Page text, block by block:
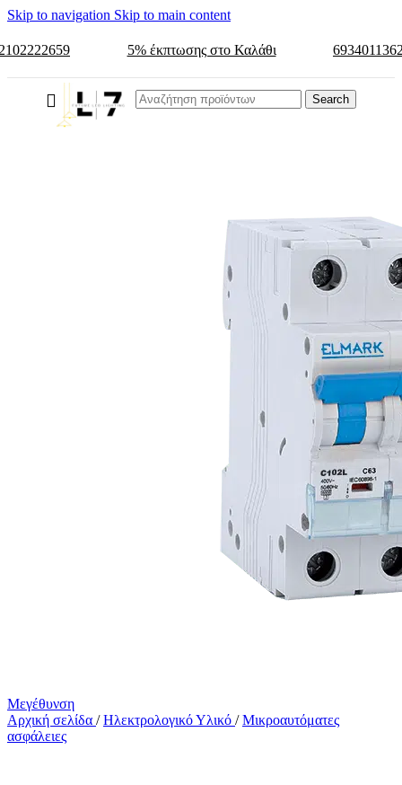
Skip to navigation Skip to main content
5% έκπτωσης στο Καλάθι
Search
Μεγέθυνση
Αρχική σελίδα / Ηλεκτρολογικό Υλικό / Μικροαυτόματες
ασφάλειες